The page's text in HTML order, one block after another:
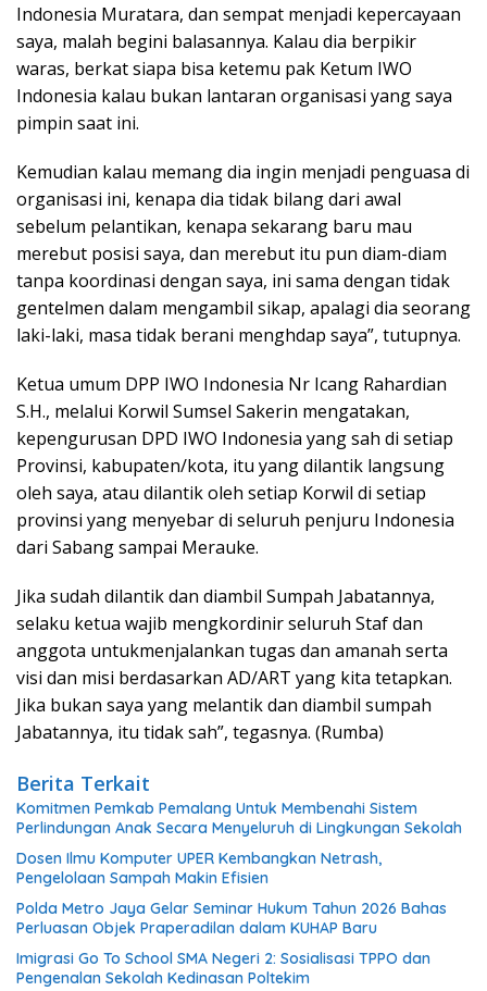
Indonesia Muratara, dan sempat menjadi kepercayaan
saya, malah begini balasannya. Kalau dia berpikir
waras, berkat siapa bisa ketemu pak Ketum IWO
Indonesia kalau bukan lantaran organisasi yang saya
pimpin saat ini.
Kemudian kalau memang dia ingin menjadi penguasa di
organisasi ini, kenapa dia tidak bilang dari awal
sebelum pelantikan, kenapa sekarang baru mau
merebut posisi saya, dan merebut itu pun diam-diam
tanpa koordinasi dengan saya, ini sama dengan tidak
gentelmen dalam mengambil sikap, apalagi dia seorang
laki-laki, masa tidak berani menghdap saya”, tutupnya.
Ketua umum DPP IWO Indonesia Nr Icang Rahardian
S.H., melalui Korwil Sumsel Sakerin mengatakan,
kepengurusan DPD IWO Indonesia yang sah di setiap
Provinsi, kabupaten/kota, itu yang dilantik langsung
oleh saya, atau dilantik oleh setiap Korwil di setiap
provinsi yang menyebar di seluruh penjuru Indonesia
dari Sabang sampai Merauke.
Jika sudah dilantik dan diambil Sumpah Jabatannya,
selaku ketua wajib mengkordinir seluruh Staf dan
anggota untukmenjalankan tugas dan amanah serta
visi dan misi berdasarkan AD/ART yang kita tetapkan.
Jika bukan saya yang melantik dan diambil sumpah
Jabatannya, itu tidak sah”, tegasnya. (Rumba)
Berita Terkait
Komitmen Pemkab Pemalang Untuk Membenahi Sistem
Perlindungan Anak Secara Menyeluruh di Lingkungan Sekolah
Dosen Ilmu Komputer UPER Kembangkan Netrash,
Pengelolaan Sampah Makin Efisien
Polda Metro Jaya Gelar Seminar Hukum Tahun 2026 Bahas
Perluasan Objek Praperadilan dalam KUHAP Baru
Imigrasi Go To School SMA Negeri 2: Sosialisasi TPPO dan
Pengenalan Sekolah Kedinasan Poltekim